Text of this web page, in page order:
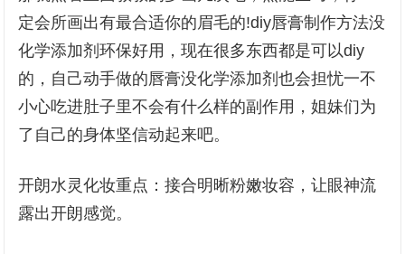
定会所画出有最合适你的眉毛的!diy唇膏制作方法没
化学添加剂环保好用，现在很多东西都是可以diy
的，自己动手做的唇膏没化学添加剂也会担忧一不
小心吃进肚子里不会有什么样的副作用，姐妹们为
了自己的身体坚信动起来吧。
开朗水灵化妆重点：接合明晰粉嫩妆容，让眼神流
露出开朗感觉。